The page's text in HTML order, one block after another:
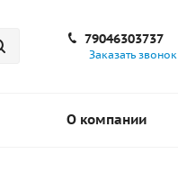
79046303737
Заказать звонок
О компании